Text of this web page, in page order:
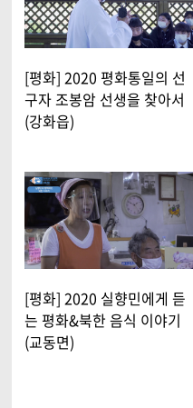
[평화] 2020 평화통일의 선
구자 조봉암 선생을 찾아서
(강화읍)
[평화] 2020 실향민에게 듣
는 평화&북한 음식 이야기
(교동면)